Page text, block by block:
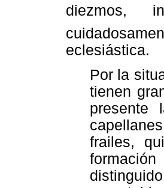
diezmos,
eclesiástica.
Por la
tienen
presente
frailes,